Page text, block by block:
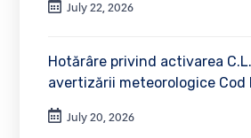
July 22, 2026
Hotărâre privind activarea
avertizării meteorologice Cod
July 20, 2026